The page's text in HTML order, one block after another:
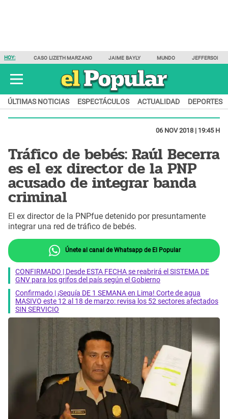
HOY: CASO LIZETH MARZANO JAIME BAYLY MUNDO JEFFERSON
ÚLTIMAS NOTICIAS ESPECTÁCULOS ACTUALIDAD DEPORTES
06 NOV 2018 | 19:45 H
Tráfico de bebés: Raúl Becerra
es el ex director de la PNP
acusado de integrar banda
criminal
El ex director de la PNPfue detenido por presuntamente
integrar una red de tráfico de bebés.
Únete al canal de Whatsapp de El Popular
CONFIRMADO | Desde ESTA FECHA se reabrirá el SISTEMA DE
GNV para los grifos del país según el Gobierno
Confirmado | ¡Sequía DE 1 SEMANA en Lima! Corte de agua
MASIVO este 12 al 18 de marzo: revisa los 52 sectores afectados
SIN SERVICIO